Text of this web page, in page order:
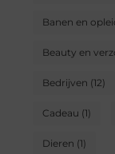
Banen en
Beauty en
Bedrijven (12)
Cadeau (1)
Dieren (1)